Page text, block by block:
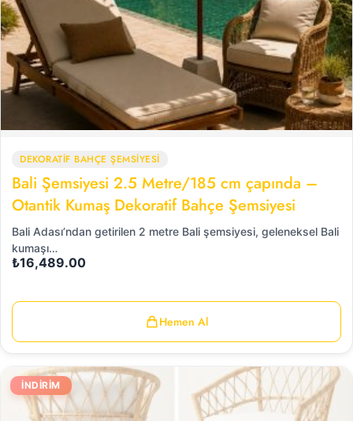
DEKORATİF BAHÇE ŞEMSİYESİ
Bali Şemsiyesi 2.5 Metre/185 cm çapında –
Otantik Kumaş Dekoratif Bahçe Şemsiyesi
Bali Adası’ndan getirilen 2 metre Bali şemsiyesi, geleneksel Bali
kumaşı…
₺16,489.00
Hemen Al
İNDIRIM